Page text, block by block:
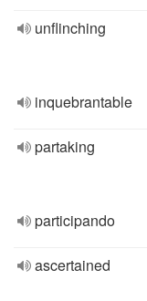
unflinching
inquebrantable
partaking
participando
ascertained